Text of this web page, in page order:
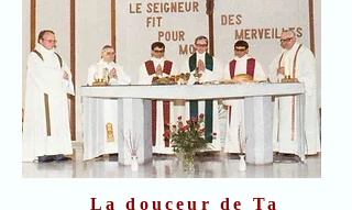
La douceur de Ta